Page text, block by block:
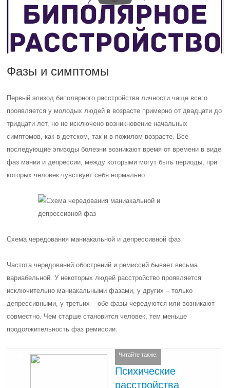
Фазы и симптомы
Первый эпизод биполярного расстройства личности чаще всего
проявляется у молодых людей в возрасте примерно от двадцати до
тридцати лет, но не исключено возникновение начальных
симптомов, как в детском, так и в пожилом возрасте. Все
последующие эпизоды болезни возникают время от времени в виде
фаз мании и депрессии, между которыми могут быть периоды, при
которых человек чувствует себя нормально.
Схема чередования маниакальной и депрессивной фаз
Частота чередований обострений и ремиссий бывает весьма
вариабельной. У некоторых людей расстройство проявляется
исключительно маниакальными фазами, у других – только
депрессивными, у третьих – обе фазы чередуются или возникают
совместно. Чем старше становится человек, тем меньше
продолжительность фаз ремиссии.
Читайте также:
Психические
расстройства